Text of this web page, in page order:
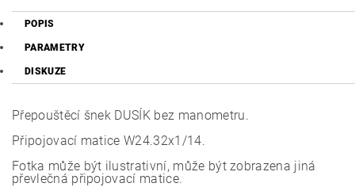
POPIS
PARAMETRY
DISKUZE
Přepouštěcí šnek DUSÍK bez manometru.
Připojovací matice W24.32x1/14.
Fotka může být ilustrativní, může být zobrazena jiná
převlečná připojovací matice.